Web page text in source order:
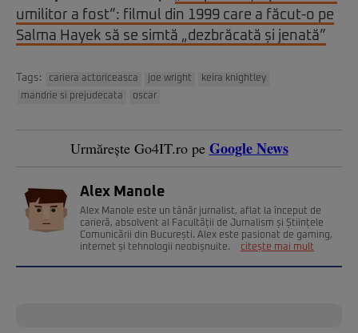
umilitor a fost”: filmul din 1999 care a făcut-o pe
Salma Hayek să se simtă „dezbrăcată și jenată”
Tags: cariera actoriceasca joe wright
keira knightley
mandrie si prejudecata
oscar
Urmărește Go4IT.ro pe Google News
Alex Manole
Alex Manole este un tânăr jurnalist, aflat la început de
carieră, absolvent al Facultății de Jurnalism și Științele
Comunicării din București. Alex este pasionat de gaming,
internet și tehnologii neobișnuite.
citește mai mult